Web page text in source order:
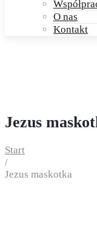
O nas
Kontakt
Jezus
Start
/
Jezus maskotka